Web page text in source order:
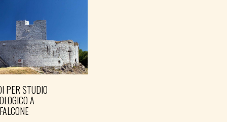
PER STUDIO
A